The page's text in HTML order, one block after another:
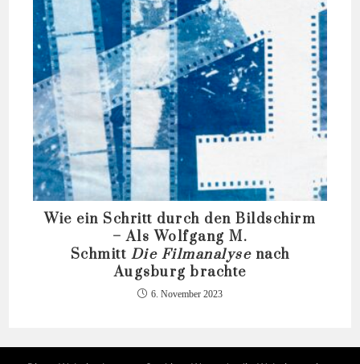
Wie ein Schritt durch den Bildschirm
– Als Wolfgang M.
Schmitt Die Filmanalysenach
Augsburg brachte
6. November 2023